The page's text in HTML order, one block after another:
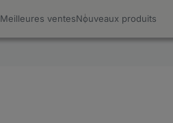
Meilleures ventesNouveaux produits